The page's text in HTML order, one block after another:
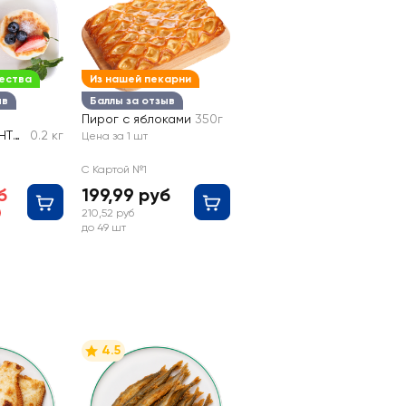
0.2 кг
Из нашей пекарни
Баллы за отзыв
Пирог с яблоками 350г
Цена за 1 шт
С Картой №1
199,99 руб
210,52 руб
до 49 шт
4.5